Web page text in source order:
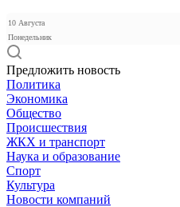
10 Августа
Понедельник
Предложить новость
Политика
Экономика
Общество
Происшествия
ЖКХ и транспорт
Наука и образование
Спорт
Культура
Новости компаний